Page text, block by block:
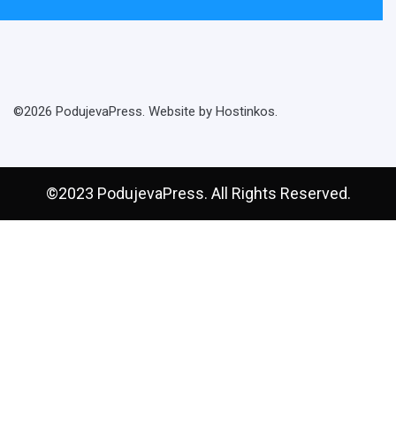
©2026 PodujevaPress. Website by Hostinkos.
©2023 PodujevaPress. All Rights Reserved.